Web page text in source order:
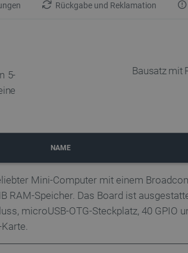
Rückgabe und Reklamation
5-
Bausatz mit
NAME
Mini-Computer mit einem
RAM-Speicher. Das Board ist
microUSB-OTG-Steckplatz, 40 GPIO